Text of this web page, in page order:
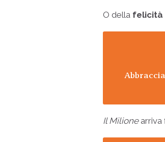
O della felicità
Il Milionearriva